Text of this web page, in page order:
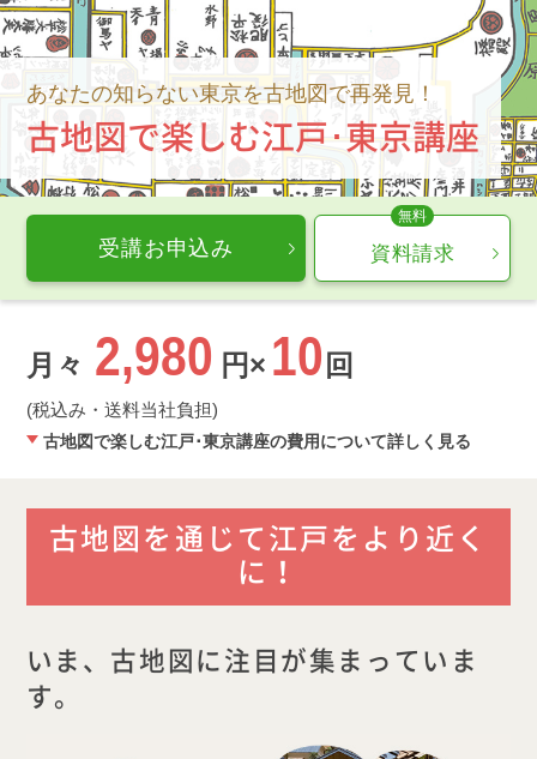
あなたの知らない東京を古地図で再発見！
古地図で楽しむ江戸･東京講座
受講お申込み 資料請求
月々 2,980 円× 10 回
(税込み・送料当社負担)
古地図で楽しむ江戸･東京講座の費用について詳しく見る
古地図を通じて江戸をより近く
に！
いま、古地図に注目が集まっていま
す。